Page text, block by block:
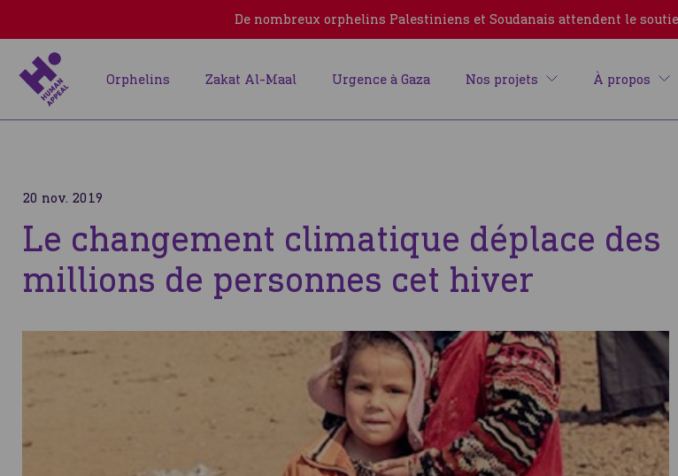
De nombreux orphelins Palestiniens et Soudanais attendent le
Orphelins Zakat Al-Maal Urgence à Gaza Nos projets À propos
20 nov. 2019
Le changement climatique déplace des
millions de personnes cet hiver
Fermer